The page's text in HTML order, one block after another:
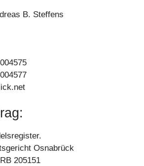
B. Steffens
Osnabrück
205151